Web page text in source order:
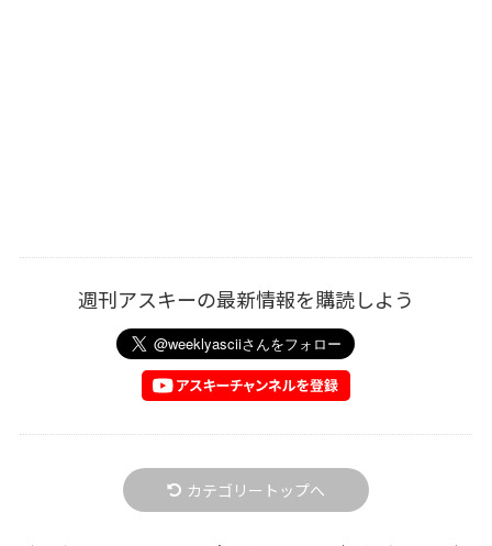
週刊アスキーの最新情報を購読しよう
カテゴリートップへ